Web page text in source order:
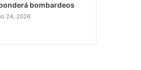
bombardeos
24, 2026